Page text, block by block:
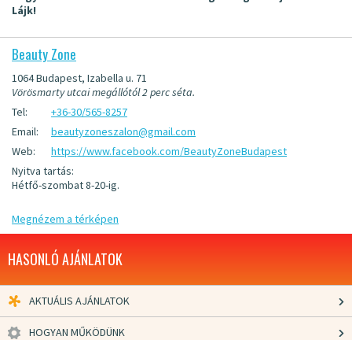
Lájk!
Beauty Zone
1064 Budapest, Izabella u. 71
Vörösmarty utcai megállótól 2 perc séta.
Tel:
+36-30/565-8257
Email:
beautyzoneszalon@gmail.com
Web:
https://www.facebook.com/BeautyZoneBudapest
Nyitva tartás:
Hétfő-szombat 8-20-ig.
Megnézem a térképen
HASONLÓ AJÁNLATOK
AKTUÁLIS AJÁNLATOK
HOGYAN MŰKÖDÜNK